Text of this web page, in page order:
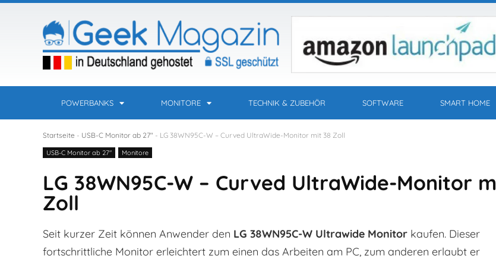
POWERBANKS MONITORE TECHNIK & ZUBEHÖR SOFTWARE SMART HOME
Startseite - USB-C Monitor ab 27" - LG 38WN95C-W – Curved UltraWide-Monitor mit 38 Zoll
USB-C Monitor ab 27" Monitore
LG 38WN95C-W – Curved UltraWide-Monitor
Zoll
Seit kurzer Zeit können Anwender den LG 38WN95C-W Ultrawide Monitor kaufen. Dieser
fortschrittliche Monitor erleichtert zum einen das Arbeiten am PC, zum anderen erlaubt er